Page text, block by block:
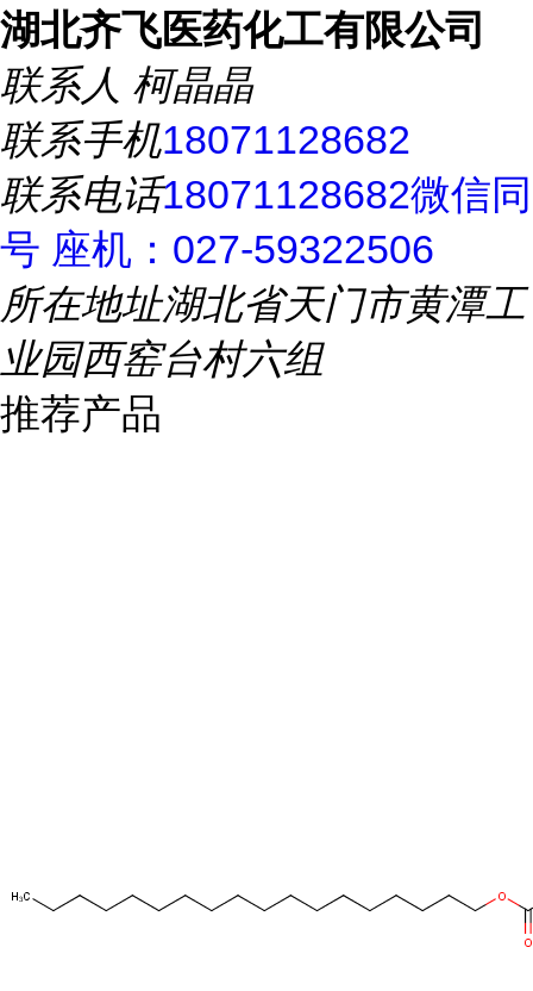
湖北齐飞医药化工有限公司
联系人 柯晶晶
联系手机18071128682
联系电话18071128682微信同
号 座机：027-59322506
所在地址湖北省天门市黄潭工
业园西窑台村六组
推荐产品